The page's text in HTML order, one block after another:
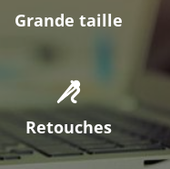
Grande taille
Retouches